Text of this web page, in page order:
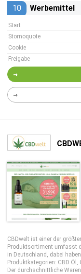
10 Werbemittel
Start
Stornoquote
Cookie
Freigabe
CBDwelt ist einer der
Produktsortiment umfasst
in Deutschland, dabei
Produktkategorien: CBD Öl,
Der durchschnittliche